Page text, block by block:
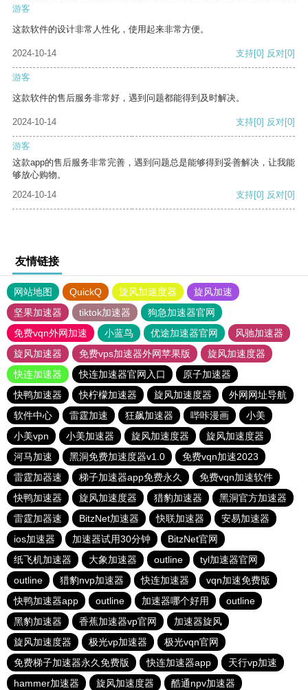
游客
这款软件的设计非常人性化，使用起来非常方便。
2024-10-14 支持[0] 反对[0]
游客
这款软件的售后服务非常好，遇到问题都能得到及时解决。
2024-10-14 支持[0] 反对[0]
游客
这款app的售后服务非常完善，遇到问题总是能够得到妥善解决，让我能
够放心购物。
2024-10-14
支持[0] 反对[0]
友情链接
网站地图 QuickQ 旋风加速度器
旋风加速
坚果加速器
tiktok加速器
狗急加速器官网
免费vqn外网加速
小蓝鸟 优途加速器官网
风驰加速器
旋风加速器
免费vps加速器外网苹果版
旋风加速度器
快连加速器
快连加速器官网入口
原子加速器
快鸭加速器
快柠檬加速器 旋风加速度器
外网网址导航
软件中心
雷霆加速 狂飙加速器 哔咔漫画
小美
小美vpn
小美加速器 旋风加速度器
旋风加速度器
河马加速
黑洞免费加速度器v1.0
免费vqn加速2023
雷霆加器速
梯子加速器app免费永久
免费vqn加速软件
快鸭加速器
旋风加速度器 猎豹加速器
黑洞官方加速器
雷霆加器速
BitzNet加速器 快联加速器
安易加速器
ios加速器
加速器试用30分钟
BitzNet官网
纸飞机加速器
大象加速器 outline
tyl加速器官网
outline
猎豹nvp加速器 快连加速器
vqn加速免费版
快鸭加速器app
outline 加速器哪个好用
outline
黑豹加速器
香蕉加速器vp官网
加速器旋风
旋风加速度器
极光vp加速器
极光vqn官网
免费梯子加速器永久免费版
快连加速器app
天行vp加速
hammer加速器
旋风加速度器 酷通npv加速器